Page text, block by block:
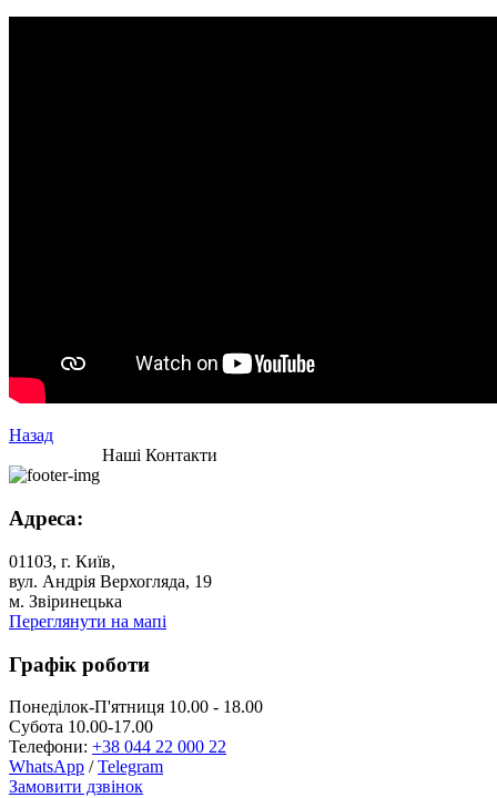
Назад
Наші Контакти
Адреса:
01103, г. Київ,
вул. Андрія Верхогляда, 19
м. Звіринецька
Переглянути на мапі
Графік роботи
Понеділок-П'ятниця 10.00 - 18.00
Субота 10.00-17.00
Телефони: +38 044 22 000 22
WhatsApp /Telegram
Замовити дзвінок